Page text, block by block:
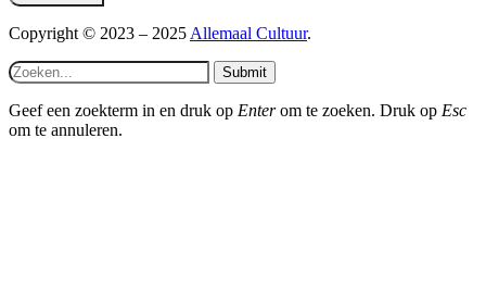
Copyright © 2023 – 2025Allemaal Cultuur.
Submit
Geef een zoekterm in en druk op Enterom te zoeken. Druk op Esc
om te annuleren.